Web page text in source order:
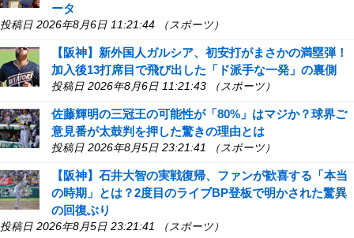
ータ
投稿日 2026年8月6日 11:21:44 （スポーツ）
【阪神】新外国人ガルシア、初安打がまさかの満塁弾！
加入後13打席目で飛び出した「ド派手な一発」の裏側
投稿日 2026年8月6日 11:21:43 （スポーツ）
佐藤輝明の三冠王の可能性が「80%」はマジか？球界ご
意見番が太鼓判を押した驚きの理由とは
投稿日 2026年8月5日 23:21:41 （スポーツ）
【阪神】石井大智の実戦復帰、ファンが歓喜する「本当
の時期」とは？2度目のライブBP登板で明かされた驚異
の回復ぶり
投稿日 2026年8月5日 23:21:41 （スポーツ）